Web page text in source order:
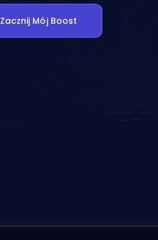
Zacznij Mój Boost